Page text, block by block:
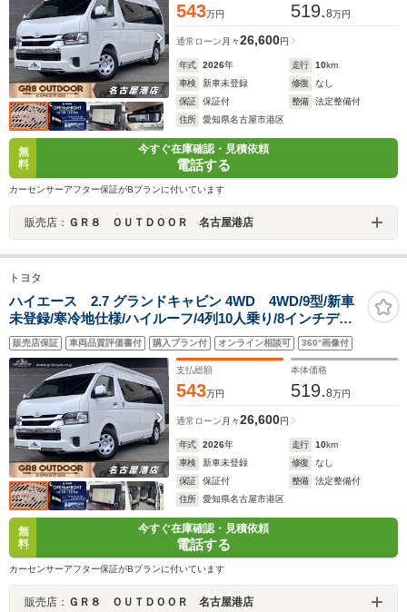
543万円 519.8万円
通常ローン 月々26,600円
年式 2026年 走行 10km
車検
新車未登録 修復
なし
保証
保証付 整備
法定整備付
住所
愛知県名古屋市港区
無
料
今すぐ在庫確認・見積依頼
電話する
カーセンサーアフター保証がBプランに付いています
販売店： ＧＲ８ ＯＵＴＤＯＯＲ 名古屋港店
トヨタ
ハイエース 2.7 グランドキャビン 4WD 4WD/9型/新車
未登録/寒冷地仕様/ハイルーフ/4列10人乗り/8インチディ
スプレイオーディオプラス/パノラミックビューモニター/
デジタルインナーミラー/パワースライドドア/Bi-Beamヘ
ッド
販売店保証 車両品質評価書付 購入プラン付 オンライン相談可 360°画像付
支払総額
543万円
本体価格
519.8万円
通常ローン 月々26,600円
年式 2026年 走行 10km
車検
新車未登録 修復
なし
保証
保証付 整備
法定整備付
住所
愛知県名古屋市港区
無
料
今すぐ在庫確認・見積依頼
電話する
カーセンサーアフター保証がBプランに付いています
販売店： ＧＲ８ ＯＵＴＤＯＯＲ 名古屋港店